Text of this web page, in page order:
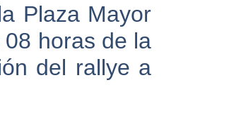
Plaza Mayor
horas de la
del rallye a